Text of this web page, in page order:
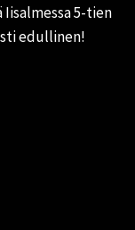
5-tien
edullinen!